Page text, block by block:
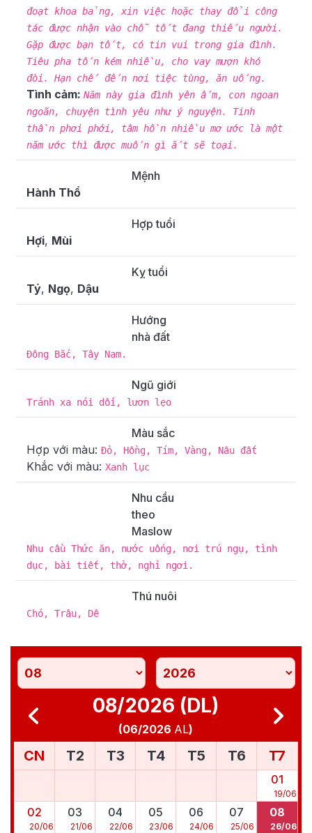
đoạt khoa bảng, xin việc hoặc thay đổi công
tác được nhận vào chỗ tốt đang thiếu người.
Gặp được bạn tốt, có tin vui trong gia đình.
Tiêu pha tốn kém nhiều, cho vay mượn khó
đòi. Hạn chế đến nơi tiệc tùng, ăn uống.
Tình cảm: Năm này gia đình yên ấm, con ngoan
ngoãn, chuyện tình yêu như ý nguyện. Tinh
thần phơi phới, tâm hồn nhiều mơ ước là một
năm ước thì được muốn gì ắt sẽ toại.
Mệnh
Hành Thổ
Hợp tuổi
Hợi, Mùi
Kỵ tuổi
Tý, Ngọ, Dậu
Hướng
nhà đất
Đông Bắc, Tây Nam.
Ngũ giới
Tránh xa nói dối, lươn lẹo
Màu sắc
Hợp với màu: Đỏ, Hồng, Tím, Vàng, Nâu đất
Khắc với màu: Xanh lục
Nhu cầu
theo
Maslow
Nhu cầu Thức ăn, nước uống, nơi trú ngụ, tình
dục, bài tiết, thở, nghỉ ngơi.
Thú nuôi
Chó, Trâu, Dê
08/2026 (DL)
(06/2026 AL)
CN T2 T3 T4 T5 T6 T7
01
19/06
02
20/06
03
21/06
04
22/06
05
23/06
06
24/06
07
25/06
08
26/06